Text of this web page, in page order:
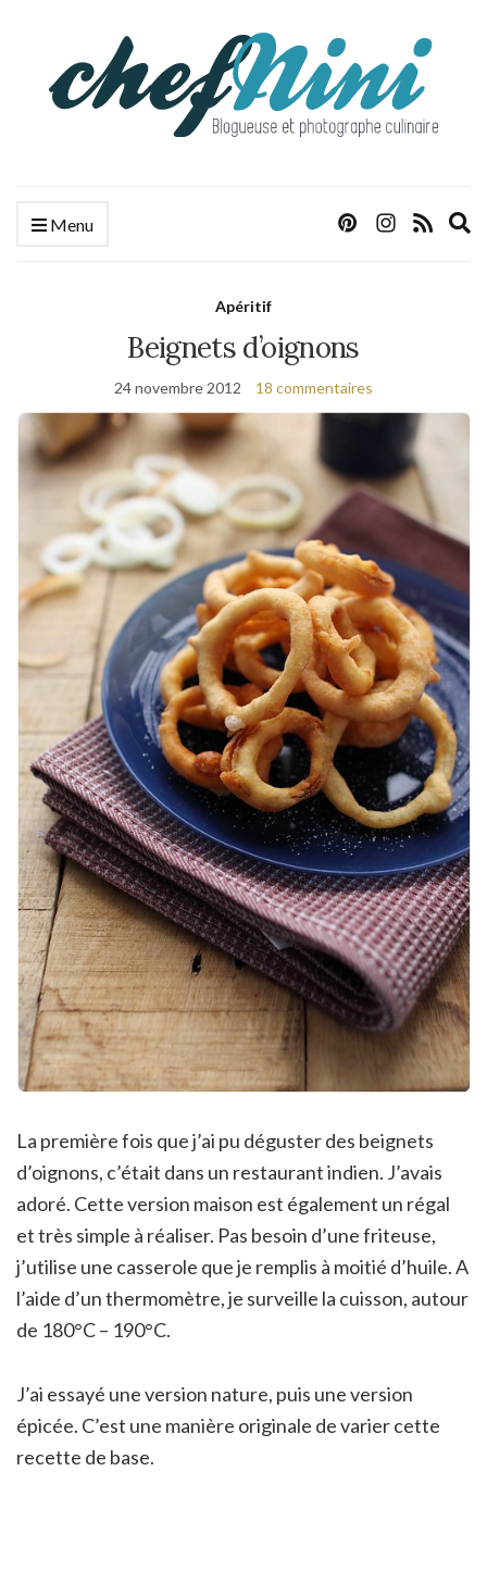
Menu
Apéritif
Beignets d’oignons
24 novembre 2012 18 commentaires
La première fois que j’ai pu déguster des beignets
d’oignons, c’était dans un restaurant indien. J’avais
adoré. Cette version maison est également un régal
et très simple à réaliser. Pas besoin d’une friteuse,
j’utilise une casserole que je remplis à moitié d’huile. A
l’aide d’un thermomètre, je surveille la cuisson, autour
de 180°C – 190°C.
J’ai essayé une version nature, puis une version
épicée. C’est une manière originale de varier cette
recette de base.